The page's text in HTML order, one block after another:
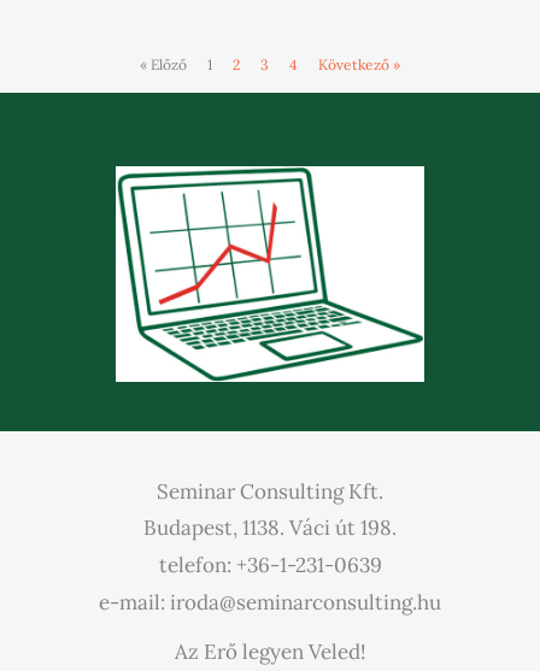
« Előző 1 2 3 4 Következő »
Seminar Consulting Kft.
Budapest, 1138. Váci út 198.
telefon: +36-1-231-0639
e-mail: iroda@seminarconsulting.hu
Az Erő legyen Veled!